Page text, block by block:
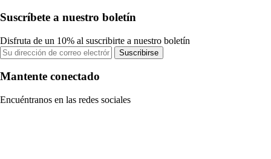
Suscríbete a nuestro boletín
Disfruta de un 10% al suscribirte a nuestro boletín
Suscribirse
Mantente conectado
Encuéntranos en las redes sociales